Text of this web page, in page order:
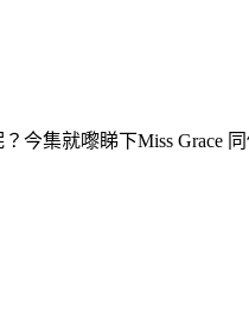
今集就嚟睇下Miss Grace